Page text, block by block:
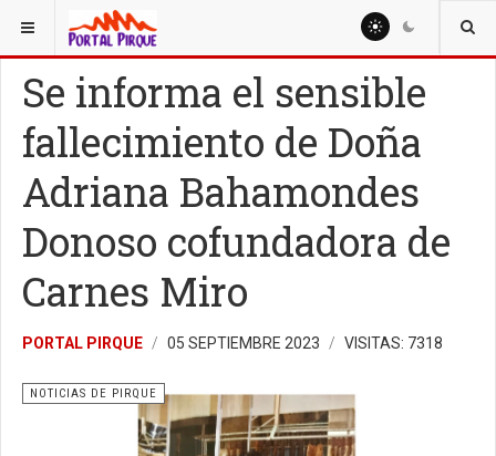
ESTÁ AQUÍ: NOTICIAS
Se informa el sensible
fallecimiento de Doña
Adriana Bahamondes
Donoso cofundadora de
Carnes Miro
PORTAL PIRQUE 05 SEPTIEMBRE 2023 VISITAS: 7318
NOTICIAS DE PIRQUE